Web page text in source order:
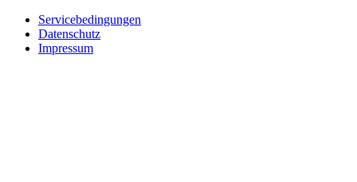
Servicebedingungen
Datenschutz
Impressum